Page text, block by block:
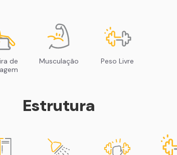
de
Musculação Peso Livre
Estrutura